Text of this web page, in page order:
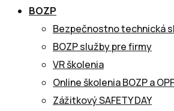
BOZP
Bezpečnostno technická
BOZP služby pre firmy
VR školenia
Online školenia BOZP a
Zážitkový SAFETY DAY